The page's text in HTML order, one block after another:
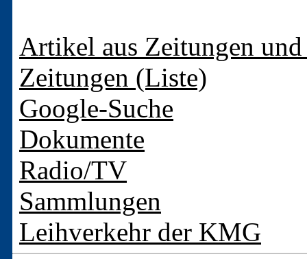
Artikel aus Zeitungen
Zeitungen (Liste)
Google-Suche
Dokumente
Radio/TV
Sammlungen
Leihverkehr der KMG